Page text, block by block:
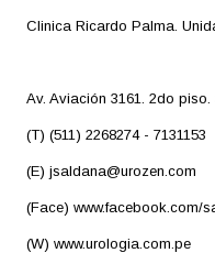
Clinica Ricardo Palma.
Av. Aviación 3161. 2do
(T) (511) 2268274 - 7131153
(E) jsaldana@urozen.com
(Face) www.facebook.com/
(W) www.urologia.com.pe